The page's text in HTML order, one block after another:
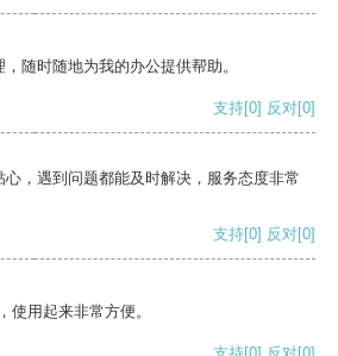
随时随地为我的办公提供帮助。
支持[0] 反对[0]
，遇到问题都能及时解决，服务态度非常
支持[0] 反对[0]
使用起来非常方便。